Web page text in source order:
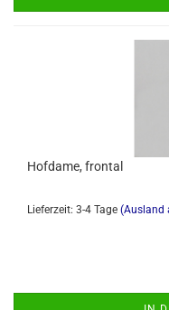
Hofdame, frontal
Lieferzeit: 3-4 Tage (Ausland